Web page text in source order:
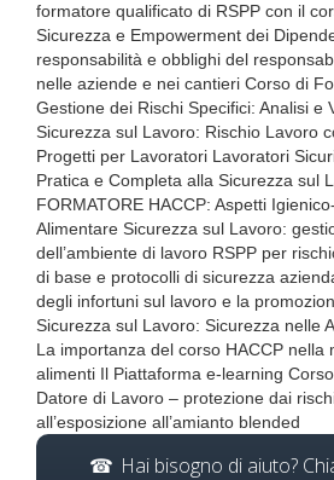
formatore qualificato di RSPP con il
Sicurezza e Empowerment dei
responsabilità e obblighi del
nelle aziende e nei cantieri Corso di
Gestione dei Rischi Specifici: Analisi e
Sicurezza sul Lavoro: Rischio Lavoro
Progetti per Lavoratori Lavoratori
Pratica e Completa alla Sicurezza sul
FORMATORE HACCP: Aspetti
Alimentare Sicurezza sul Lavoro:
dell’ambiente di lavoro RSPP per
di base e protocolli di sicurezza
degli infortuni sul lavoro e la
Sicurezza sul Lavoro: Sicurezza nelle
La importanza del corso HACCP nella
alimenti Il Piattaforma e-learning
Datore di Lavoro – protezione dai
all’esposizione all’amianto blended
Hai bisogno di aiuto?